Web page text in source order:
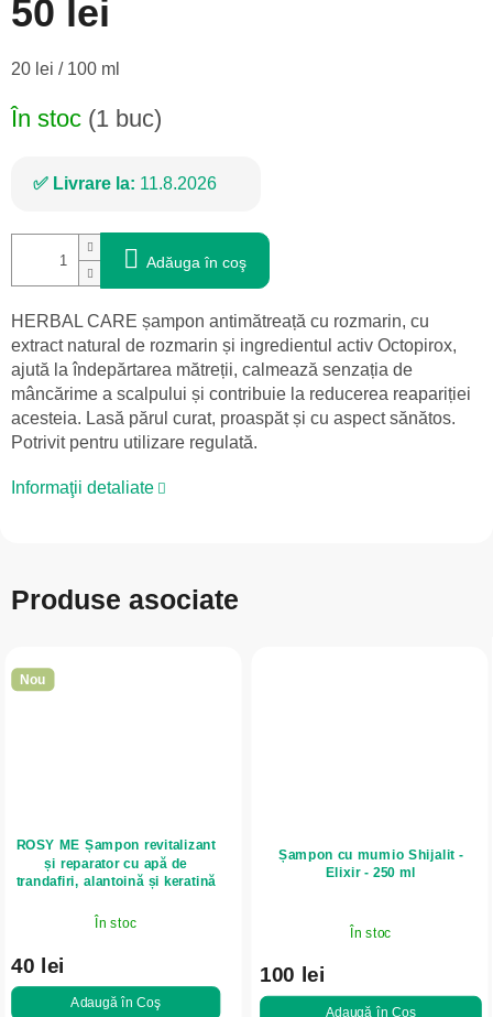
50 lei
Evaluare
20 lei / 100 ml
În stoc (1 buc)
Livrare la: 11.8.2026
Adăuga în coş
HERBAL CARE șampon antimătreață cu rozmarin, cu
extract natural de rozmarin și ingredientul activ Octopirox,
ajută la îndepărtarea mătreții, calmează senzația de
mâncărime a scalpului și contribuie la reducerea reapariției
acesteia. Lasă părul curat, proaspăt și cu aspect sănătos.
Potrivit pentru utilizare regulată.
Informaţii detaliate
Produse asociate
Nou
ROSY ME Șampon revitalizant
și reparator cu apă de
trandafiri, alantoină și keratină
În stoc
40 lei
Adaugă în Coş
Șampon cu mumio Shijalit -
Elixir - 250 ml
În stoc
100 lei
Adaugă în Coş